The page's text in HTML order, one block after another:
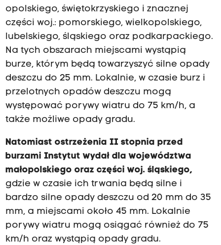
opolskiego, świętokrzyskiego i znacznej
części woj.: pomorskiego, wielkopolskiego,
lubelskiego, śląskiego oraz podkarpackiego.
Na tych obszarach miejscami wystąpią
burze, którym będą towarzyszyć silne opady
deszczu do 25 mm. Lokalnie, w czasie burz i
przelotnych opadów deszczu mogą
występować porywy wiatru do 75 km/h, a
także możliwe opady gradu.
Natomiast ostrzeżenia II stopnia przed
burzami Instytut wydał dla województwa
małopolskiego oraz części woj. śląskiego,
gdzie w czasie ich trwania będą silne i
bardzo silne opady deszczu od 20 mm do 35
mm, a miejscami około 45 mm. Lokalnie
porywy wiatru mogą osiągać również do 75
km/h oraz wystąpią opady gradu.